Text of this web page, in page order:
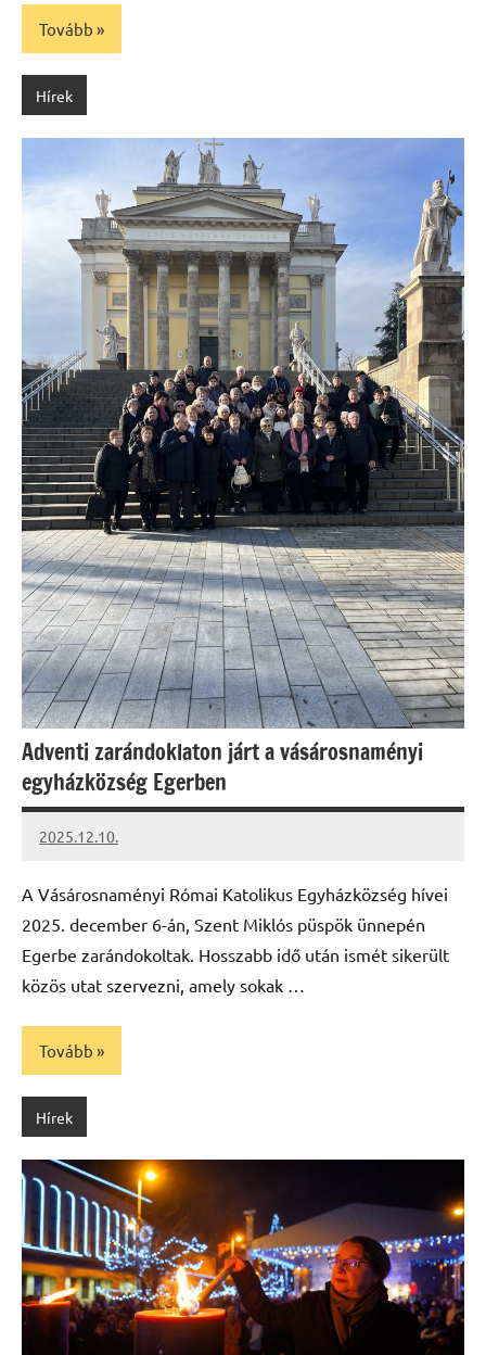
Tovább
Hírek
Adventi zarándoklaton járt a vásárosnaményi
egyházközség Egerben
2025.12.10.
Leiszt
A Vásárosnaményi Római Katolikus Egyházközség hívei
2025. december 6-án, Szent Miklós püspök ünnepén
Egerbe zarándokoltak. Hosszabb idő után ismét sikerült
közös utat szervezni, amely sokak …
Tovább
Hírek